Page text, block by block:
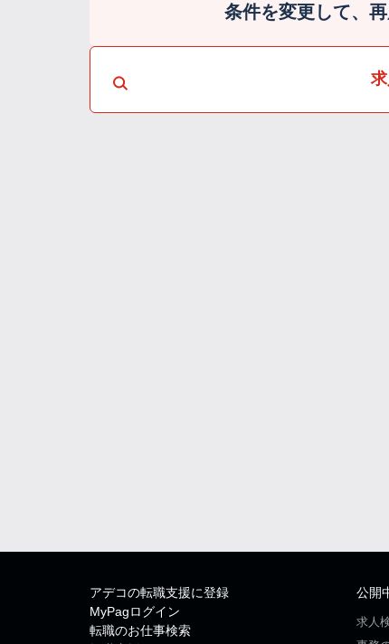
条件を変更して、
アデコの転職支援に登録
MyPagログイン
転職のお仕事検索
公開
求人